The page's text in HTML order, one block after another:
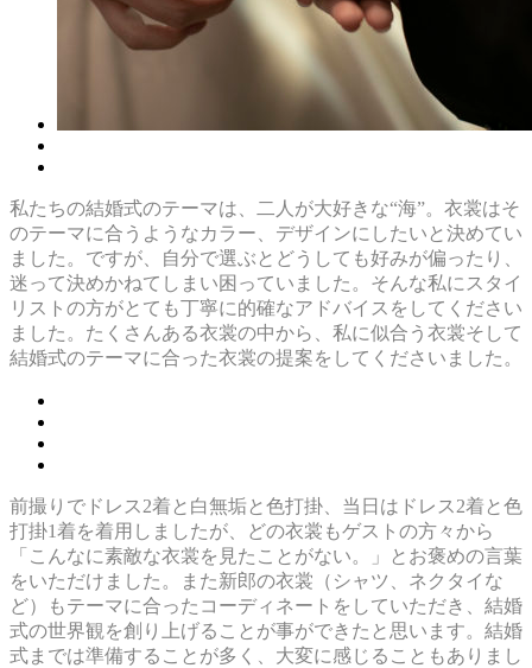
私たちの結婚式のテーマは、二人が大好きな“海”。衣裳はそ
のテーマに合うようなカラー、デザインにしたいと決めてい
ました。ですが、自分で選ぶとどうしても好みが偏ったり、
迷って決めかねてしまい困っていました。そんな私にスタイ
リストの方がとても丁寧に的確なアドバイスをしてください
ました。たくさんある衣裳の中から、私に似合う衣裳そして
結婚式のテーマに合った衣裳の提案をしてくださいました。
前撮りでドレス2着と白無垢と色打掛、当日はドレス2着と色
打掛1着を着用しましたが、どの衣裳もゲストの方々から
「こんなに素敵な衣裳を見たことがない。」とお褒めの言葉
をいただけました。また新郎の衣裳（シャツ、ネクタイな
ど）もテーマに合ったコーディネートをしていただき、結婚
式の世界観を創り上げることが事ができたと思います。結婚
式までは準備することが多く、大変に感じることもありまし